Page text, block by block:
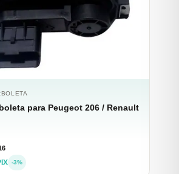
para Peugeot 206 / Renault
-3%